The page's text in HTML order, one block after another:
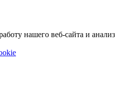
нашего веб-сайта и